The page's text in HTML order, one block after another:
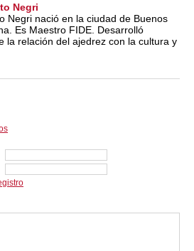
Negri
Negri nació en la ciudad de Buenos
Es Maestro FIDE. Desarrolló
la relación del ajedrez con la cultura y